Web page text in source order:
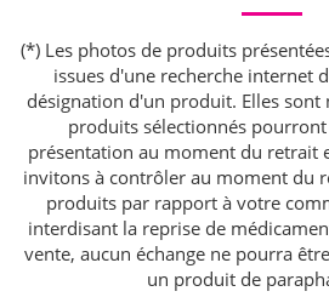
(*) Les photos de produits
issues d'une recherche internet
désignation d'un produit. Elles sont
produits sélectionnés
présentation au moment du retrait
invitons à contrôler au moment du
produits par rapport à votre
interdisant la reprise de
vente, aucun échange ne pourra
un produit de